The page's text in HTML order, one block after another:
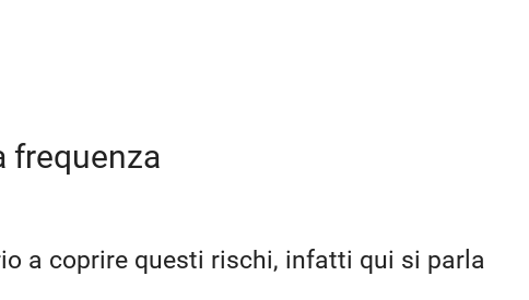
frequenza
a coprire questi rischi, infatti qui si parla